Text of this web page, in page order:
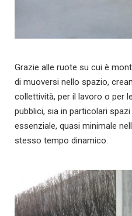
Grazie alle ruote su cui è
di muoversi nello spazio,
collettività, per il lavoro o per
pubblici, sia in particolari
essenziale, quasi minimale
stesso tempo dinamico.